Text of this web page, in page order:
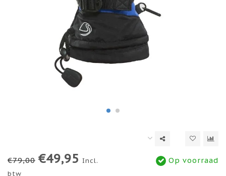
€79,00 €49,95 Incl.
btw
Op voorraad